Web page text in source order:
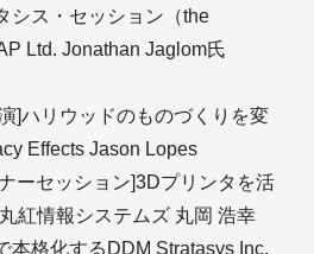
シス・セッション（the
Ltd. Jonathan Jaglom氏
]ハリウッドのものづくりを変
Effects Jason Lopes
ーセッション]3Dプリンタを活
紅情報システムズ 丸岡 浩幸
本格化するDDM Stratasys Inc.